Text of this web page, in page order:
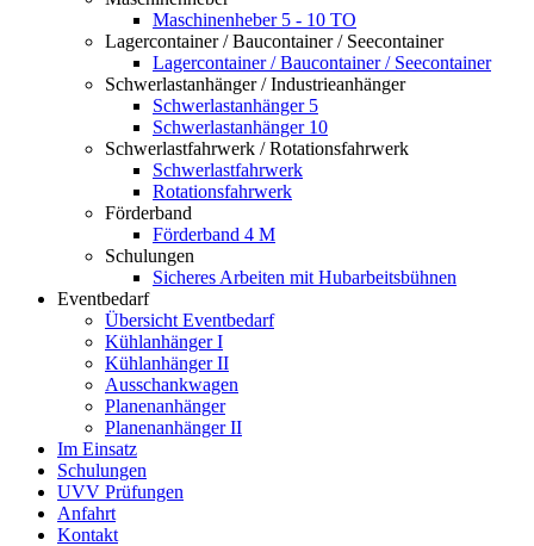
Maschinenheber 5 - 10 TO
Lagercontainer / Baucontainer / Seecontainer
Lagercontainer / Baucontainer / Seecontainer
Schwerlastanhänger / Industrieanhänger
Schwerlastanhänger 5
Schwerlastanhänger 10
Schwerlastfahrwerk / Rotationsfahrwerk
Schwerlastfahrwerk
Rotationsfahrwerk
Förderband
Förderband 4 M
Schulungen
Sicheres Arbeiten mit Hubarbeitsbühnen
Eventbedarf
Übersicht Eventbedarf
Kühlanhänger I
Kühlanhänger II
Ausschankwagen
Planenanhänger
Planenanhänger II
Im Einsatz
Schulungen
UVV Prüfungen
Anfahrt
Kontakt